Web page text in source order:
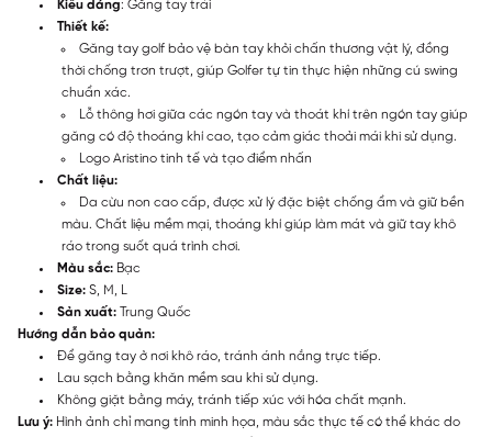
Kiểu dáng: Găng tay trái
Thiết kế:
Găng tay golf bảo vệ bàn tay khỏi chấn thương vật lý, đồng
thời chống trơn trượt, giúp Golfer tự tin thực hiện những cú swing
chuẩn xác.
Lỗ thông hơi giữa các ngón tay và thoát khí trên ngón tay giúp
găng có độ thoáng khí cao, tạo cảm giác thoải mái khi sử dụng.
Logo Aristino tinh tế và tạo điểm nhấn
Chất liệu:
Da cừu non cao cấp, được xử lý đặc biệt chống ẩm và giữ bền
màu. Chất liệu mềm mại, thoáng khí giúp làm mát và giữ tay khô
ráo trong suốt quá trình chơi.
Màu sắc: Bạc
Size: S, M, L
Sản xuất: Trung Quốc
Hướng dẫn bảo quản:
Để găng tay ở nơi khô ráo, tránh ánh nắng trực tiếp.
Lau sạch bằng khăn mềm sau khi sử dụng.
Không giặt bằng máy, tránh tiếp xúc với hóa chất mạnh.
Lưu ý: Hình ảnh chỉ mang tính minh họa, màu sắc thực tế có thể khác do